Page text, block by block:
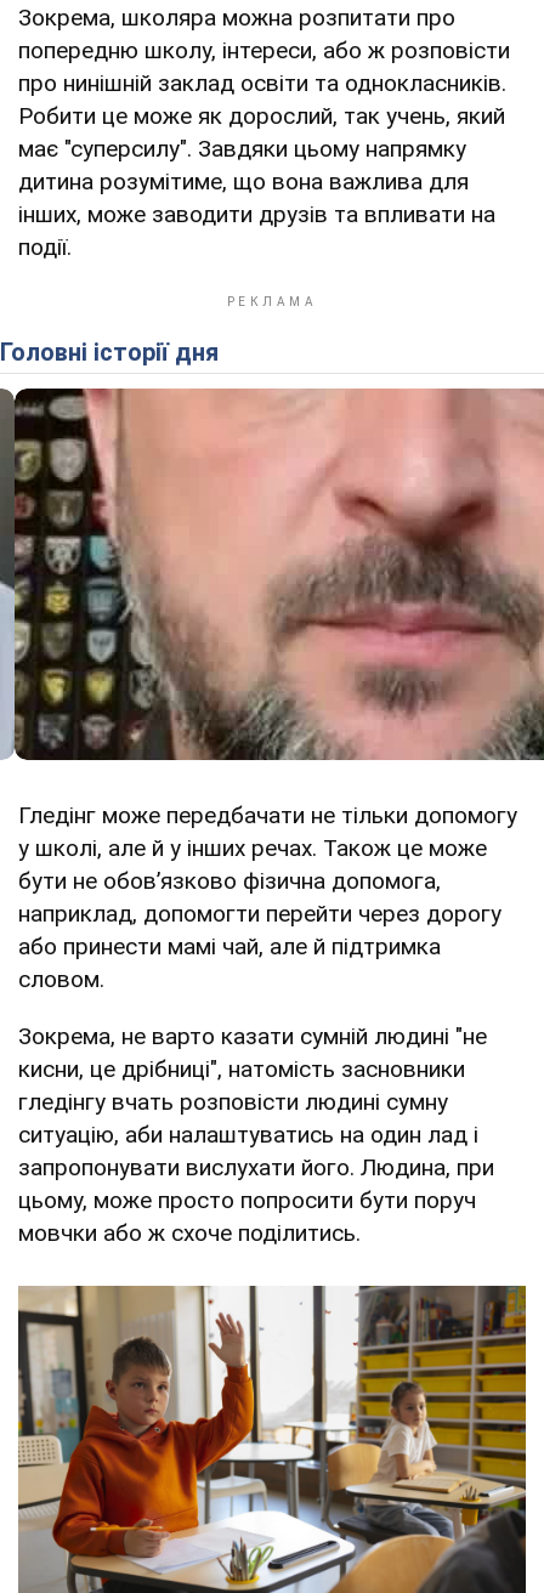
Зокрема, школяра можна розпитати про
попередню школу, інтереси, або ж розповісти
про нинішній заклад освіти та однокласників.
Робити це може як дорослий, так учень, який
має "суперсилу". Завдяки цьому напрямку
дитина розумітиме, що вона важлива для
інших, може заводити друзів та впливати на
події.
Головні історії дня
Гледінг може передбачати не тільки допомогу
у школі, але й у інших речах. Також це може
бути не обовʼязково фізична допомога,
наприклад, допомогти перейти через дорогу
або принести мамі чай, але й підтримка
словом.
Зокрема, не варто казати сумній людині "не
кисни, це дрібниці", натомість засновники
гледінгу вчать розповісти людині сумну
ситуацію, аби налаштуватись на один лад і
запропонувати вислухати його. Людина, при
цьому, може просто попросити бути поруч
мовчки або ж схоче поділитись.